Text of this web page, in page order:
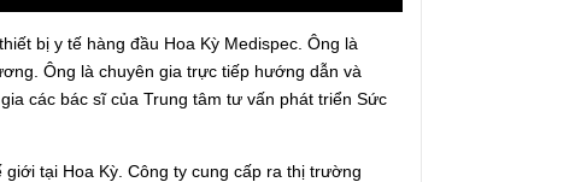
bị y tế hàng đầu Hoa Kỳ Medispec. Ông là
Ông là chuyên gia trực tiếp hướng dẫn và
các bác sĩ của Trung tâm tư vấn phát triển Sức
tại Hoa Kỳ. Công ty cung cấp ra thị trường